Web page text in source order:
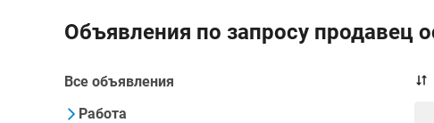
Объявления по запросу продавец
Все объявления
Работа